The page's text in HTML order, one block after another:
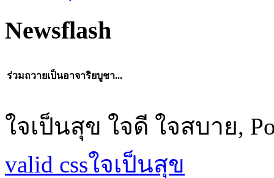
Newsflash
ร่วมถวายเป็นอาจาริยบูชา...
ใจเป็นสุข ใจดี ใจสบาย,
valid cssใจเป็นสุข